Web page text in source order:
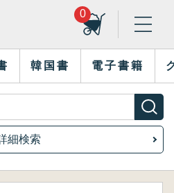
0
韓国書 電子書籍
細検索